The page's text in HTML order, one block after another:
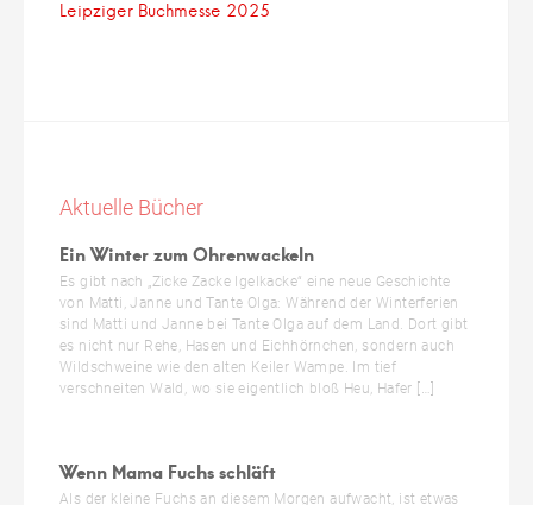
Leipziger Buchmesse 2025
Aktuelle Bücher
Ein Winter zum Ohrenwackeln
Es gibt nach „Zicke Zacke Igelkacke“ eine neue Geschichte
von Matti, Janne und Tante Olga: Während der Winterferien
sind Matti und Janne bei Tante Olga auf dem Land. Dort gibt
es nicht nur Rehe, Hasen und Eichhörnchen, sondern auch
Wildschweine wie den alten Keiler Wampe. Im tief
verschneiten Wald, wo sie eigentlich bloß Heu, Hafer […]
Wenn Mama Fuchs schläft
Als der kleine Fuchs an diesem Morgen aufwacht, ist etwas